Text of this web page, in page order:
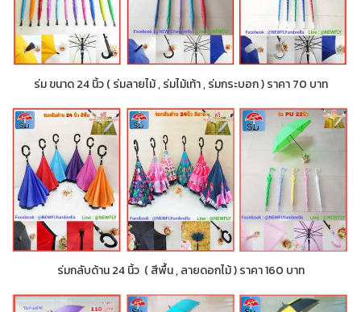
ร่ม ขนาด 24 นิ้ว ( ร่มลายไม้ , ร่มไม้เท้า , ร่มกระบอก ) ราคา 70 บาท
ร่มกลับด้าน 24 นิ้ว ( สีพื้น , ลายดอกไม้ ) ราคา 160 บาท